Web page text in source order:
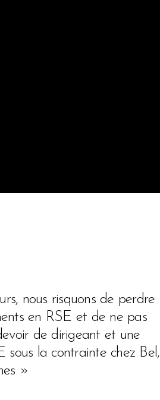
nous risquons de perdre
en RSE et de ne pas
de dirigeant et une
sous la contrainte chez Bel,
»